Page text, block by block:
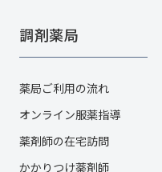
調剤薬局
薬局ご利用の流れ
オンライン服薬指導
薬剤師の在宅訪問
かかりつけ薬剤師